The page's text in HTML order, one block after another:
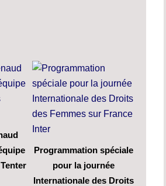
Programmation spéciale
pour la journée
Internationale des Droits